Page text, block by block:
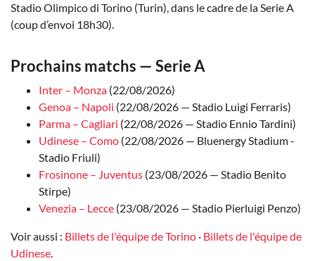
Stadio Olimpico di Torino (Turin), dans le cadre de la Serie A
(coup d’envoi 18h30).
Prochains matchs — Serie A
Inter – Monza (22/08/2026)
Genoa – Napoli (22/08/2026 — Stadio Luigi Ferraris)
Parma – Cagliari (22/08/2026 — Stadio Ennio Tardini)
Udinese – Como (22/08/2026 — Bluenergy Stadium -
Stadio Friuli)
Frosinone – Juventus (23/08/2026 — Stadio Benito
Stirpe)
Venezia – Lecce (23/08/2026 — Stadio Pierluigi Penzo)
Voir aussi : Billets de l'équipe de Torino · Billets de l'équipe de
Udinese.